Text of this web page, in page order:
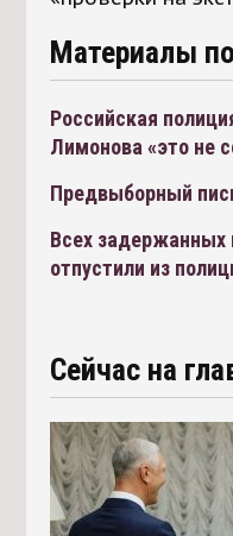
Материалы
Российская
Лимонова «это не
Предвыборный
Всех задержанных
отпустили из
Сейчас на